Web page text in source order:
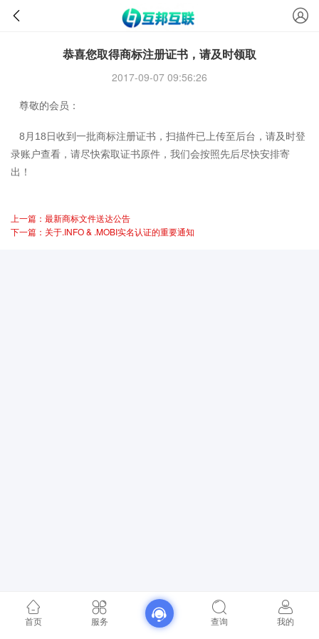
恭喜您取得商标注册证书，请及时领取
2017-09-07 09:56:26
尊敬的会员：
8月18日收到一批商标注册证书，扫描件已上传至后台，请及时登
录账户查看，请尽快索取证书原件，我们会按照先后尽快安排寄
出！
上一篇：最新商标文件送达公告
下一篇：关于.INFO & .MOBI实名认证的重要通知
首页 服务 查询 我的